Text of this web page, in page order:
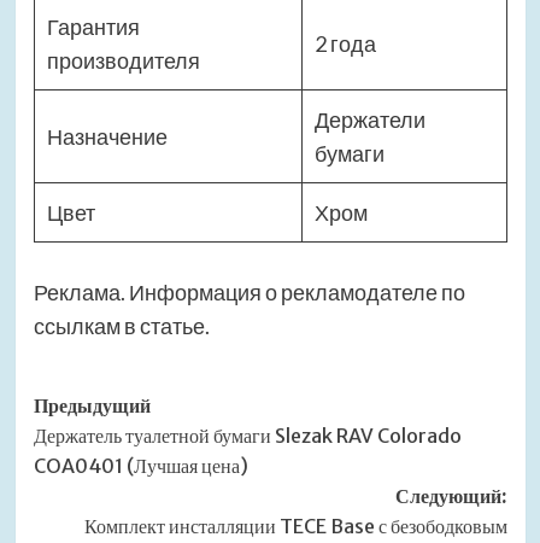
Гарантия
производителя
2 года
Назначение
Держатели
бумаги
Цвет Хром
Реклама. Информация о рекламодателе по
ссылкам в статье.
Навигация
записи
Предыдущий
Держатель туалетной бумаги Slezak RAV Colorado
COA0401 (Лучшая цена)
Следующий:
Комплект инсталляции TECE Base с безободковым